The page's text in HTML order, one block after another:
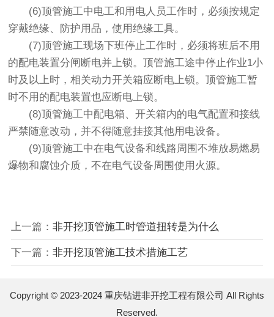
(6)顶管施工中电工和用电人员工作时，必须按规定
穿戴绝缘、防护用品，使用绝缘工具。
(7)顶管施工现场下班停止工作时，必须将班后不用
的配电装置分闸断电并上锁。顶管施工途中停止作业1小
时及以上时，相关动力开关箱应断电上锁。顶管施工暂
时不用的配电装置也应断电上锁。
(8)顶管施工中配电箱、开关箱内的电气配置和接线
严禁随意改动，并不得随意挂接其他用电设备。
(9)顶管施工中在电气设备和线路周围不堆放易燃易
爆物和腐蚀介质，不在电气设备周围使用火源。
上一篇： 非开挖顶管施工时管道扭转是为什么
下一篇： 非开挖顶管施工技术措施工艺
Copyright © 2023-2024 重庆钻进非开挖工程有限公司 All Rights
Reserved.